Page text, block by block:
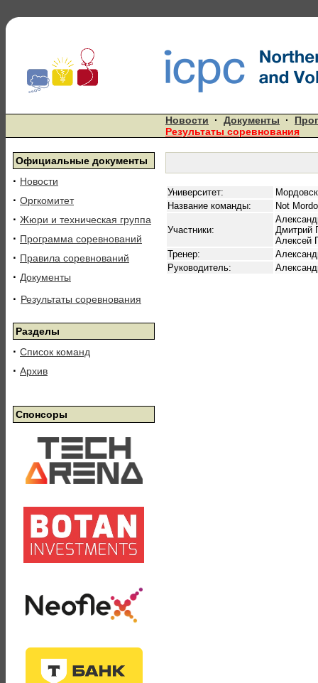
Новости · Документы ·
Результаты соревнования
Официальные документы
· Новости
· Оргкомитет
· Жюри и техническая группа
· Программа соревнований
· Правила соревнований
· Документы
· Результаты соревнования
Разделы
· Список команд
· Архив
Спонсоры
Университет:
Название команды:
Not
Участники:
Дмитрий
Алексей
Тренер:
Руководитель: